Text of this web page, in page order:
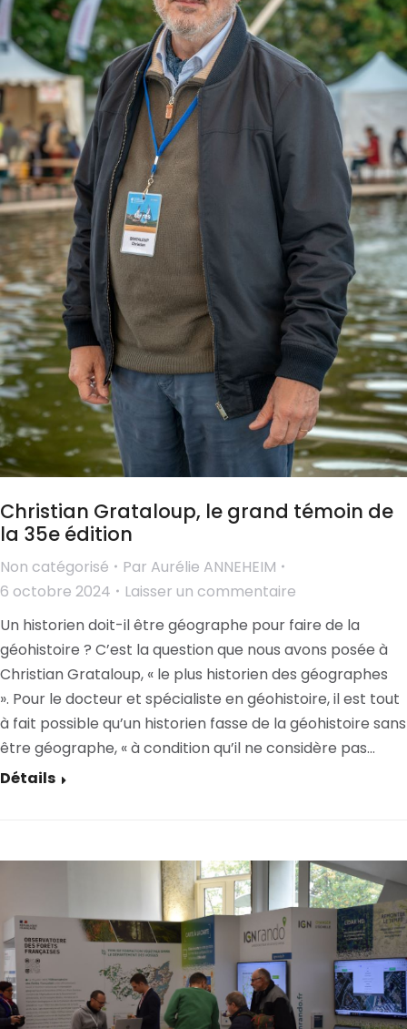
Christian Grataloup, le grand témoin de
la 35e édition
Non catégorisé Par Aurélie ANNEHEIM
6 octobre 2024
Laisser un commentaire
Un historien doit-il être géographe pour faire de la
géohistoire ? C’est la question que nous avons posée à
Christian Grataloup, « le plus historien des géographes
». Pour le docteur et spécialiste en géohistoire, il est tout
à fait possible qu’un historien fasse de la géohistoire sans
être géographe, « à condition qu’il ne considère pas…
Détails